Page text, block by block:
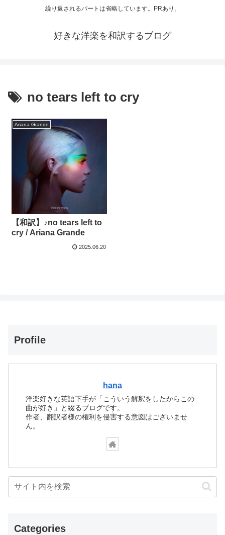
繰り返されるパートは省略しています。PRあり。
好きな洋楽を和訳するブログ
no tears left to cry
Ariana Grande
【和訳】♪no tears left to
cry / Ariana Grande
2025.06.20
Profile
hana
洋楽好きな英語下手が「こういう解釈をしたからこの
曲が好き」と綴るブログです。
作者、翻訳者様の権利を侵害する意図はございませ
ん。
Categories